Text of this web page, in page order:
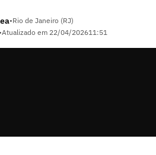
•Rio de Janeiro (RJ)
•Atualizado em 22/04/202611:51